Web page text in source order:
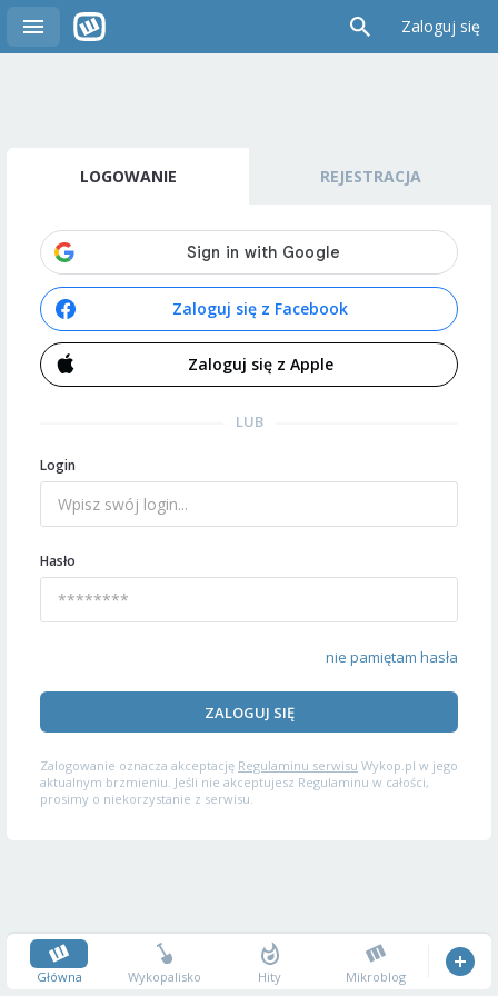
Zaloguj się
LOGOWANIE REJESTRACJA
Zaloguj się z Facebook
Zaloguj się z Apple
LUB
Login
Hasło
nie pamiętam hasła
ZALOGUJ SIĘ
Zalogowanie oznacza akceptację Regulaminu serwisu Wykop.pl w jego
aktualnym brzmieniu. Jeśli nie akceptujesz Regulaminu w całości,
prosimy o niekorzystanie z serwisu.
Główna Wykopalisko Hity Mikroblog